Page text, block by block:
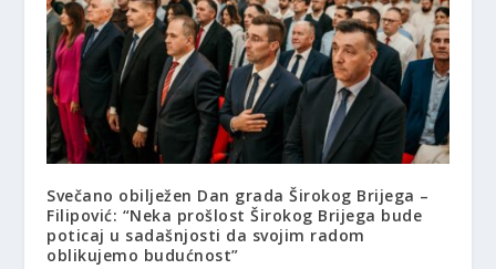
Svečano obilježen Dan grada Širokog Brijega –
Filipović: “Neka prošlost Širokog Brijega bude
poticaj u sadašnjosti da svojim radom
oblikujemo budućnost”